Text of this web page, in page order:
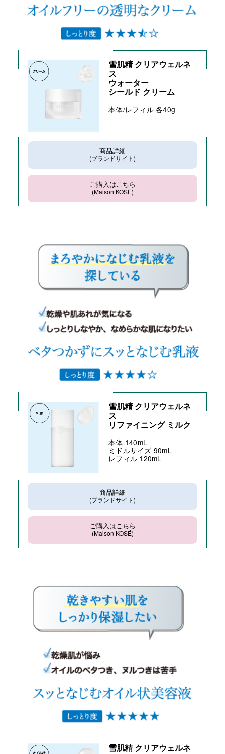
雪肌精 クリアウェルネ
ス
ウォーター
シールド クリーム
本体/レフィル 各40g
商品詳細
(ブランドサイト)
ご購入はこちら
(Maison KOSÉ)
雪肌精 クリアウェルネ
ス
リファイニング ミルク
本体 140mL
ミドルサイズ 90mL
レフィル 120mL
商品詳細
(ブランドサイト)
ご購入はこちら
(Maison KOSÉ)
雪肌精 クリアウェルネ